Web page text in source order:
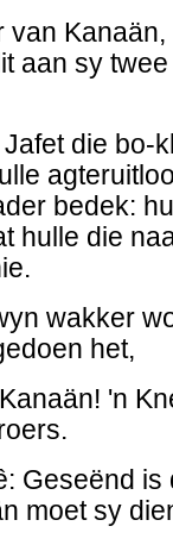
van
aan sy
die bo-
bedek:
hulle die
wakker
het,
'n
Geseënd is
moet sy